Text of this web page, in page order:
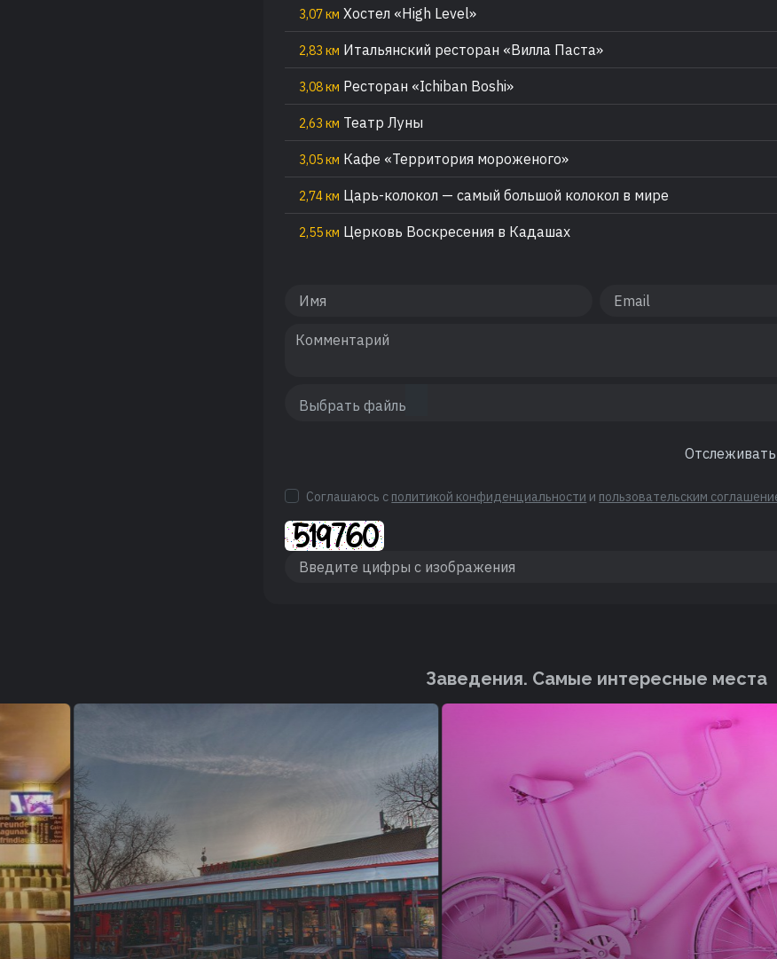
3,07 км Хостел «High Level»
2,83 км Итальянский ресторан «Вилла Паста»
3,08 км Ресторан «Ichiban Boshi»
2,63 км Театр Луны
3,05 км Кафе «Территория мороженого»
2,74 км Царь-колокол — самый большой колокол в мире
2,55 км Церковь Воскресения в Кадашах
Соглашаюсь с политикой конфиденциальности и пользовательским
Заведения. Cамые интересные места